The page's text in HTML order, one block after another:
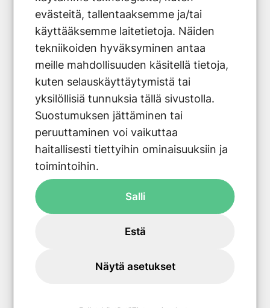
evästeitä, tallentaaksemme ja/tai
käyttääksemme laitetietoja. Näiden
tekniikoiden hyväksyminen antaa
meille mahdollisuuden käsitellä tietoja,
kuten selauskäyttäytymistä tai
yksilöllisiä tunnuksia tällä sivustolla.
Suostumuksen jättäminen tai
peruuttaminen voi vaikuttaa
haitallisesti tiettyihin ominaisuuksiin ja
toimintoihin.
Salli
Estä
Näytä asetukset
Aurinkosähkön myynti ei vaikuta
kotitalousvähennykseen. Kuitenkin
aurinkopaneelien asennus- ja
huoltotyöt voivat oikeuttaa
kotitalousvähennykseen, jos ne
tehdään olemassa olevaan asuntoon tai
vapaa-ajan asuntoon.
Uudisrakentamiseen liittyvät työt eivät
ole vähennyskelpoisia.
4.6 / 5